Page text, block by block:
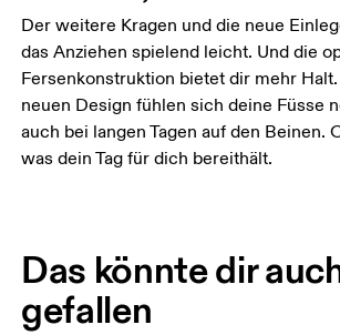
Der weitere Kragen und die neue
das Anziehen spielend leicht. Und die
Fersenkonstruktion bietet dir mehr
neuen Design fühlen sich deine Füsse
auch bei langen Tagen auf den Beinen.
was dein Tag für dich bereithält.
Das könnte dir
gefallen